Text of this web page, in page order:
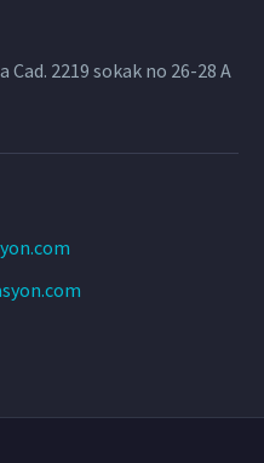
Cad. 2219 sokak no 26-28 A